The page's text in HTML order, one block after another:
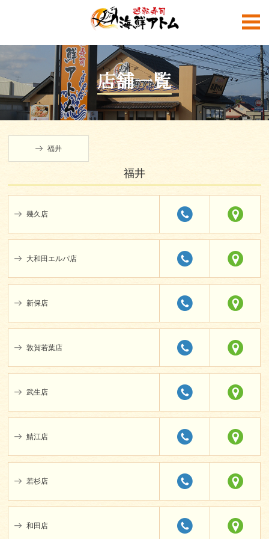
店舗一覧
福井
福井
幾久店
大和田エルパ店
新保店
敦賀若葉店
武生店
鯖江店
若杉店
和田店